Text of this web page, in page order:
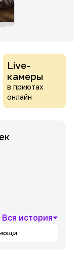
Live-
камеры
в приютах
онлайн
Вся история